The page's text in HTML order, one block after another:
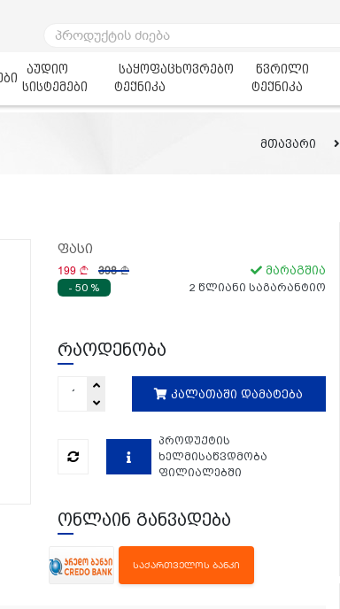
აუდიო
სისტემები
საყოფაცხოვრებო
ტექნიკა
წვრილი
ტექნიკა
მთავარი
ფასი
199 398 მარაგშია
- 50 % 2 წლიანი საგარანტიო
რაოდენობა
კალათაში დამატება
პროდუქტის
ხელმისაწვდმობა
ფილიალებში
ონლაინ განვადება
ᲡᲐᲥᲐᲠᲗᲕᲔᲚᲝᲡ ᲑᲐᲜᲙᲘ